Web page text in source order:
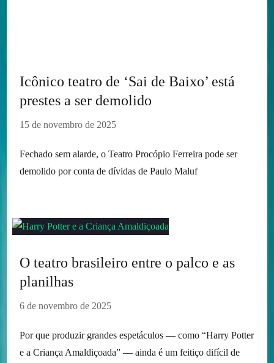
Icônico teatro de ‘Sai de Baixo’ está
prestes a ser demolido
15 de novembro de 2025
Fechado sem alarde, o Teatro Procópio Ferreira pode ser
demolido por conta de dívidas de Paulo Maluf
O teatro brasileiro entre o palco e as
planilhas
6 de novembro de 2025
Por que produzir grandes espetáculos — como “Harry Potter
e a Criança Amaldiçoada” — ainda é um feitiço difícil de